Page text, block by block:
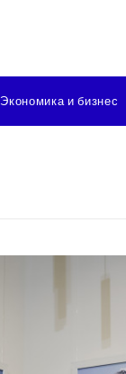
Экономика и бизнес